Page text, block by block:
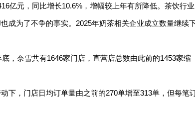
亿元，同比增长10.6%，增幅较上年有所降低。茶饮行业
成为了不争的事实。2025年奶茶相关企业成立数量继续
，奈雪共有1646家门店，直营店总数由此前的1453家缩
下，门店日均订单量由之前的270单增至313单，但每笔